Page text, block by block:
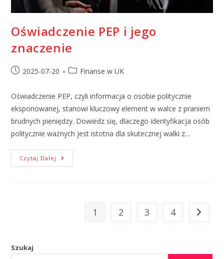
Oświadczenie PEP i jego
znaczenie
2025-07-20 Finanse w UK
Oświadczenie PEP, czyli informacja o osobie politycznie
eksponowanej, stanowi kluczowy element w walce z praniem
brudnych pieniędzy. Dowiedz się, dlaczego identyfikacja osób
politycznie ważnych jest istotna dla skutecznej walki z…
Czytaj Dalej
1 2 3 4
Szukaj